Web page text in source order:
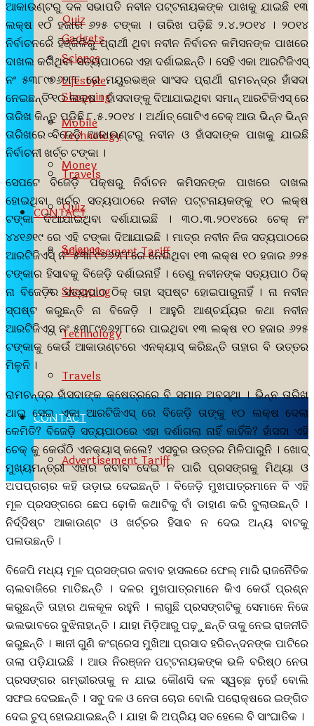
Quiz
Science
Shopping
Technology
Travels
CONTACT
Advertisement Tariff
Gadgets
Lifestyle
Mobile
Money
Quiz
Science
Shopping
Technology
Travels
CONTACT
Advertisement Tariff
ଆକାଉଣ୍ଟରୁ ଦଳ ସଭାପତି ନବୀନ ପଟ୍ଟନାୟକଙ୍କ ପାଖକୁ ଯାଇଛି ୧୩
ଲକ୍ଷ ୧୦ ହଜାର ୬୨୫ ଟଙ୍କା । ତାରିଖ ପଡ଼ିଛି ୨.୪.୨୦୧୪ । ୨୦୧୪
ନିର୍ବାଚନରେ ହିଞ୍ଜିଳିରୁ ପ୍ରାର୍ଥୀ ଥିବା ନବୀନ ନିର୍ବାଚନ କମିସନଙ୍କ ପାଖରେ
ଦାଖଲ କରିଥିବା ସତ୍ୟପାଠରେ ଏହା ଦର୍ଶାଇଛନ୍ତି । ସେହି ଏକା ଆରଟିଜିଏସ୍
ନଂ ୫୩୮୯୭୬୨୮୮ ରେ ମୟୁରଭଞ୍ଜ ସାଂସଦ ପ୍ରାର୍ଥୀ ରାମଚନ୍ଦ୍ର ହାଁସଦା
ନେଇଛନ୍ତି ୧୦ ଲକ୍ଷ । ହାଁସଦାଙ୍କୁ ଦିଆଯାଇଥିବା ସମାନ୍ ଆରଟିଜିଏସ୍ ରେ
ତାରିଖ କିନ୍ତୁ ପଡ଼ିଛି ୮.୫.୨୦୧୪ । ଅର୍ଥାତ୍ ଗୋଟିଏ ଚେକ୍ ଆଉ ଭିନ୍ନ ଭିନ୍ନ
ତାରିଖରେ ବିଜେଡ଼ି ଆକାଉଣ୍ଟରୁ ନବୀନ ଓ ହାଁସଦାଙ୍କ ପାଖକୁ ଯାଇଛି
ନିର୍ବାଚନୀ ଖର୍ଚ୍ଚ ଟଙ୍କା ।
ସେପଟେ ବିଜେଡ଼ି ପକ୍ଷରୁ ନିର୍ବାଚନ କମିସନଙ୍କ ପାଖରେ ଦାଖଲ
ହୋଇଥିବା ଖର୍ଚ୍ଚ ସତ୍ୟପାଠରେ ନବୀନ ପଟ୍ଟନାୟକଙ୍କୁ ୧୦ ଲକ୍ଷ
ଟଙ୍କା ଦିଆଯାଇଥିବା ଦର୍ଶାଯାଇଛି । ୩୦.୩.୨୦୧୪ରେ ଚେକ୍ ନଂ
୪୪୧୬୧୯ ରେ ଏହି ଟଙ୍କା ଦିଆଯାଇଛି । ମାତ୍ର ନବୀନ ନିଜ ସତ୍ୟପାଠରେ
ଆରଟିଜିଏସ୍ ନଂ ୫୩୮୯୭୬୨୮୮ରେ ନେଇଥିବା ୧୩ ଲକ୍ଷ ୧୦ ହଜାର ୬୨୫
ଟଙ୍କାର ହିସାବକୁ ବିଜେଡ଼ି ଦର୍ଶାଇନାହିଁ । ତେଣୁ ନବୀନଙ୍କ ସତ୍ୟପାଠ ଠିକ୍
ନା ବିଜେଡ଼ିର ସତ୍ୟପାଠ ଠିକ୍ ତାହା ସ୍ପଷ୍ଟ ହୋଇପାରୁନାହିଁ । ନା ନବୀନ
ସ୍ପଷ୍ଟ କରୁଛନ୍ତି ନା ବିଜେଡ଼ି । ଆହୁରି ଆଶ୍ଚର୍ଯ୍ୟର କଥା ନବୀନ
ଆରଟିଜିଏସ୍ ନଂ ୫୩୮୯୭୬୨୮୮ରେ ପାଇଥିବା ୧୩ ଲକ୍ଷ ୧୦ ହଜାର ୬୨୫
ଟଙ୍କାକୁ କେଉଁ ଆକାଉଣ୍ଟରେ ଏନକ୍ୟାସ୍ କରିଛନ୍ତି ତାହାର ବି ଉତ୍ତର
ମିଳୁନି ।
ରାମଚନ୍ଦ୍ର ହାଁସଦାଙ୍କ କ୍ଷେତ୍ରରେ ବି ସମାନ ଅବସ୍ଥା । ଭିନ୍ନ ତାରିଖ
ଥାଇ ସେଇ ଏକା ଆରଟିଜିଏସ୍ ରେ ବିଜେଡ଼ି ତାଙ୍କୁ ୧୦ ଲକ୍ଷ ଦେଲା
କେମିତି? ବିଜେଡ଼ି ସତ୍ୟପାଠରେ ଏହା ଦର୍ଶାଗଲା ନାହିଁ କାହିଁକି? ହାଁସଦା ଏହି
ଚେକ୍ କୁ କେଉଁଠି ଏନକ୍ୟାସ୍ କଲେ? ଏସବୁର ଉତ୍ତର ମିଳିପାରୁନି । ଖୋଦ୍
ମୁଖ୍ୟମନ୍ତ୍ରୀ ଏହାର ଜବାବ ଦେଇ ନ ପାରି ପ୍ରସଙ୍ଗକୁ ମିଥ୍ୟା ଓ
ଅପପ୍ରଚାର କହି ଉଡ଼ାଇ ଦେଇଛନ୍ତି । ବିଜେଡ଼ି ମୁଖପାତ୍ରମାନେ ବି ଏହି
ମୂଳ ପ୍ରସଙ୍ଗରେ ଛେପ ଢ଼ୋକି କଥାଟିକୁ ବାଁ ଡାହାଣ କରି ବୁଲାଉଛନ୍ତି ।
ନିର୍ଦ୍ଦିଷ୍ଟ ଆକାଉଣ୍ଟ ଓ ଖର୍ଚ୍ଚର ହିସାବ ନ ଦେଇ ଅନ୍ୟ ବାଟକୁ
ପଳାଉଛନ୍ତି ।
ବିଜେପି ମଧ୍ୟ ମୂଳ ପ୍ରସଙ୍ଗର ଜବାବ ହାସଲରେ ଫେଲ୍ ମାରି ରାଜନୈତିକ
ଚାଲବାଜିରେ ମାତିଛନ୍ତି । ଦଳର ମୁଖପାତ୍ରମାନେ କିଏ କେଉଁ ପ୍ରଶ୍ନ
କରୁଛନ୍ତି ତାହାର ଥଳକୂଳ ରହୁନି । ଲାଗୁଛି ପ୍ରସଙ୍ଗଟିକୁ ସେମାନେ ନିଜେ
ଭଲଭାବରେ ବୁଝିନାହାନ୍ତି । ଯାହା ମିଡ଼ିଆରୁ ପଢ଼ୁଛନ୍ତି ତାକୁ ନେଇ ରାଜନୀତି
କରୁଛନ୍ତି । ଜ୍ଞାନୀ ଗୁଣି କଂଗ୍ରେସ ମୁଖିଆ ପ୍ରସାଦ ହରିଚନ୍ଦନଙ୍କ ପାଟିରେ
ତାଲା ପଡ଼ିଯାଇଛି । ଆଉ ନିରଞ୍ଜନ ପଟ୍ଟନାୟକଙ୍କ ଭଳି ବରିଷ୍ଠ ନେତା
ପ୍ରସଙ୍ଗର ଗମ୍ଭୀରତାକୁ ନ ଯାଇ କୌଣସି ଦଳ ସ୍ୱଚ୍ଛ ନୁହେଁ ବୋଲି
ସଫଇ ଦେଇଛନ୍ତି । ସବୁ ଦଳ ଓ ନେତା ଚୋର ବୋଲି ପରୋକ୍ଷରେ ଇଙ୍ଗିତ
ଦେଇ ଚୁପ୍ ହୋଇଯାଇଛନ୍ତି । ଯାହା କି ଅପ୍ରିୟ ସତ ହେଲେ ବି ସାଂଘାତିକ ।